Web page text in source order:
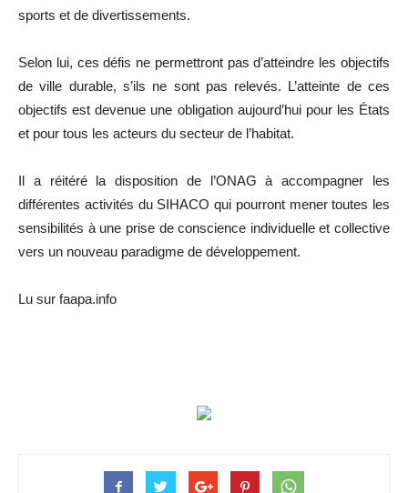
sports et de divertissements.
Selon lui, ces défis ne permettront pas d’atteindre les objectifs
de ville durable, s’ils ne sont pas relevés. L’atteinte de ces
objectifs est devenue une obligation aujourd’hui pour les États
et pour tous les acteurs du secteur de l’habitat.
Il a réitéré la disposition de l’ONAG à accompagner les
différentes activités du SIHACO qui pourront mener toutes les
sensibilités à une prise de conscience individuelle et collective
vers un nouveau paradigme de développement.
Lu sur faapa.info